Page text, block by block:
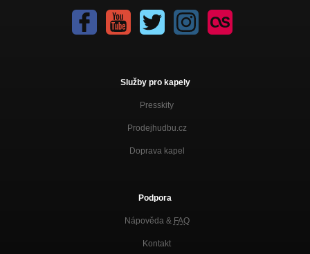
Služby pro kapely
Presskity
Prodejhudbu.cz
Doprava kapel
Podpora
Nápověda & FAQ
Kontakt